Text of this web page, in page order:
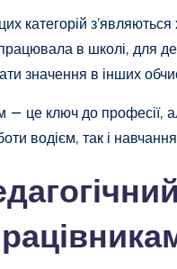
категорій
працювала в школі, для
значення в інших
— це ключ до професії,
водієм, так і навчання